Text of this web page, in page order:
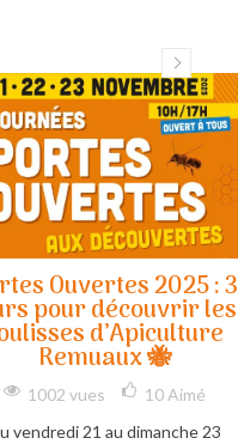
Ouvertes 2025 : 3
pour découvrir les
d’Apiculture
Remuaux 🐝
1002 vues 10 Aimé
vendredi 21 au dimanche 23